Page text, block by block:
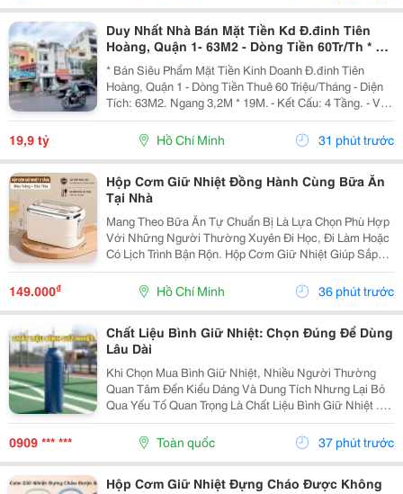
Duy Nhất Nhà Bán Mặt Tiền Kd Đ.đinh Tiên
Hoàng, Quận 1- 63M2 - Dòng Tiền 60Tr/Th * Lh
Giang Giang:
* Bán Siêu Phẩm Mặt Tiền Kinh Doanh Đ.đinh Tiên
Hoàng, Quận 1 - Dòng Tiền Thuê 60 Triệu/Tháng - Diện
Tích: 63M2. Ngang 3,2M * 19M. - Kết Cấu: 4 Tầng. - Vị
Trí Đắc Địa Hiếm Nhà Bán. - Hiện Cho Thuê Vp Đang
Hoàn Thiện Trang Thiết Bị Đi Vào Hoạt...
19,9 tỷ Hồ Chí Minh 31 phút trước
Hộp Cơm Giữ Nhiệt Đồng Hành Cùng Bữa Ăn
Tại Nhà
Mang Theo Bữa Ăn Tự Chuẩn Bị Là Lựa Chọn Phù Hợp
Với Những Người Thường Xuyên Đi Học, Đi Làm Hoặc
Có Lịch Trình Bận Rộn. Hộp Cơm Giữ Nhiệt Giúp Sắp
Xếp Các Món Ăn Gọn Gàng, Thuận Tiện Mang Theo Và
Sử Dụng Trong Ngày. Chọn Hộp Theo Cách Sắp Xếp
Thức...
149.000₫ Hồ Chí Minh 36 phút trước
Chất Liệu Bình Giữ Nhiệt: Chọn Đúng Để Dùng
Lâu Dài
Khi Chọn Mua Bình Giữ Nhiệt, Nhiều Người Thường
Quan Tâm Đến Kiểu Dáng Và Dung Tích Nhưng Lại Bỏ
Qua Yếu Tố Quan Trọng Là Chất Liệu Bình Giữ Nhiệt .
Mỗi Loại Chất Liệu Đều Có Những Ưu Điểm Và Hạn Chế
Riêng, Ảnh Hưởng Đến Khả Năng Giữ Nhiệt, Độ Bền...
0909 *** *** Toàn quốc 37 phút trước
Hộp Cơm Giữ Nhiệt Đựng Cháo Được Không